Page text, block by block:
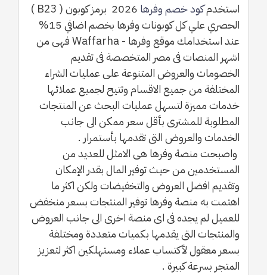
استخدمكود خصم وفرها
2026 برمز كوبون ( B23 )
الحصري علي كل كوبونات وفرها بخصم اضافي 15%
عند استخدامك موقع وفرها - Waffarha فهى من
اشهر المنصات فى مصر المتخصصة فى تقديم
الخصومات والعروض المتنوعة على عمليات الشراء
المختلفة من جميع الاقسام وتتيح لجميع عملائها
خدمات مميزة لتسهل عمليات البحث عن المنتجات
المطلوبة للمشترى بأقل سعر ممكن الى جانب
الخدمات والعروض التى تقدمها بأستمرار .
واصبحت منصة وفرها هى الامثل للعديد من
المستخدمين من حيث توفير المال بقدر الإمكان
وتقديم افضل العروض والتخفيضات ولكن اكثر ما
اهتمت به منصة وفرها توفير المنتجات بسعر منخفض
للعميل لم يجده فى اى منصة اخرى الى جانب العروض
والمنتجات التى يقدمها بكميات متعددة ومختلفة
بسعر معقول لأكتساب عملاء ومستهلكين اكثر لتعزيز
المتجر بسرعة كبيرة .